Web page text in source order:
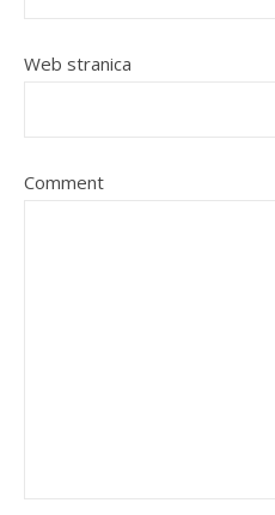
Web stranica
Comment